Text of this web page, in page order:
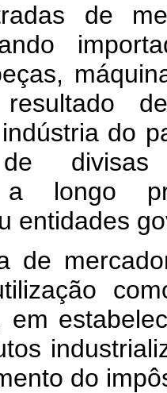
de
do
de
a longo
entidades
de
em
do